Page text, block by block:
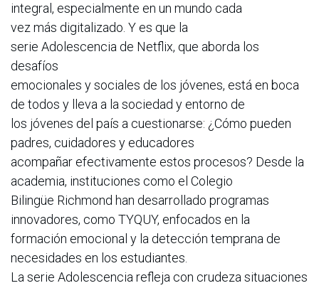
integral, especialmente en un mundo cada
vez más digitalizado. Y es que la
serie Adolescencia de Netflix, que aborda los
desafíos
emocionales y sociales de los jóvenes, está en boca
de todos y lleva a la sociedad y entorno de
los jóvenes del país a cuestionarse: ¿Cómo pueden
padres, cuidadores y educadores
acompañar efectivamente estos procesos? Desde la
academia, instituciones como el Colegio
Bilingüe Richmond han desarrollado programas
innovadores, como TYQUY, enfocados en la
formación emocional y la detección temprana de
necesidades en los estudiantes.
La serie Adolescencia refleja con crudeza situaciones